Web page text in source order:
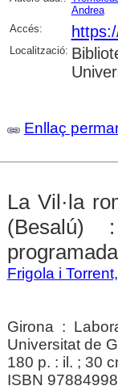
Andrea
Accés:
Localització:
Enllaç
La Vil·la
(Besalú)
programada
Frigola i
Girona :
Universitat de
180 p. : il. ; 30
ISBN